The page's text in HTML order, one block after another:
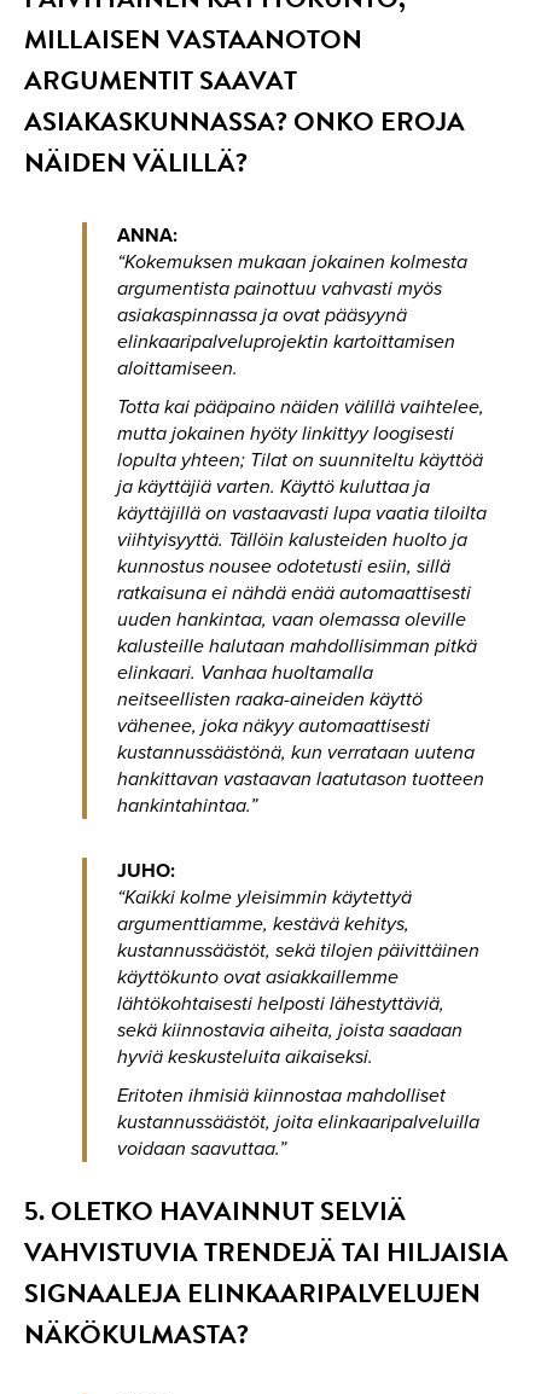
MILLAISEN VASTAANOTON
ARGUMENTIT SAAVAT
ASIAKASKUNNASSA? ONKO EROJA
NÄIDEN VÄLILLÄ?
ANNA:
“Kokemuksen mukaan jokainen kolmesta
argumentista painottuu vahvasti myös
asiakaspinnassa ja ovat pääsyynä
elinkaaripalveluprojektin kartoittamisen
aloittamiseen.
Totta kai pääpaino näiden välillä vaihtelee,
mutta jokainen hyöty linkittyy loogisesti
lopulta yhteen; Tilat on suunniteltu käyttöä
ja käyttäjiä varten. Käyttö kuluttaa ja
käyttäjillä on vastaavasti lupa vaatia tiloilta
viihtyisyyttä. Tällöin kalusteiden huolto ja
kunnostus nousee odotetusti esiin, sillä
ratkaisuna ei nähdä enää automaattisesti
uuden hankintaa, vaan olemassa oleville
kalusteille halutaan mahdollisimman pitkä
elinkaari. Vanhaa huoltamalla
neitseellisten raaka-aineiden käyttö
vähenee, joka näkyy automaattisesti
kustannussäästönä, kun verrataan uutena
hankittavan vastaavan laatutason tuotteen
hankintahintaa.”
JUHO:
“Kaikki kolme yleisimmin käytettyä
argumenttiamme, kestävä kehitys,
kustannussäästöt, sekä tilojen päivittäinen
käyttökunto ovat asiakkaillemme
lähtökohtaisesti helposti lähestyttäviä,
sekä kiinnostavia aiheita, joista saadaan
hyviä keskusteluita aikaiseksi.
Eritoten ihmisiä kiinnostaa mahdolliset
kustannussäästöt, joita elinkaaripalveluilla
voidaan saavuttaa.”
5. OLETKO HAVAINNUT SELVIÄ
VAHVISTUVIA TRENDEJÄ TAI HILJAISIA
SIGNAALEJA ELINKAARIPALVELUJEN
NÄKÖKULMASTA?